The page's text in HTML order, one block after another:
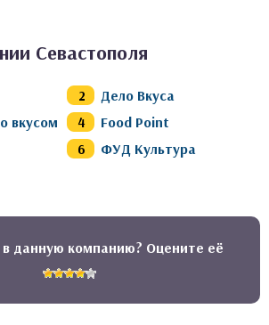
Севастополя
Дело Вкуса
вкусом
Food Point
ФУД Культура
данную компанию? Оцените её